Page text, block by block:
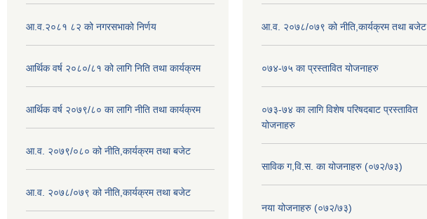
आ.व.२०८१ ८२ को नगरसभाको निर्णय
आर्थिक वर्ष २०८०/८१ को लागि निति तथा कार्यक्रम
आर्थिक वर्ष २०७९/८० का लागि नीति तथा कार्यक्रम
आ.व. २०७९/०८० को नीति,कार्यक्रम तथा बजेट
आ.व. २०७८/०७९ को नीति,कार्यक्रम तथा बजेट
आ.व. २०७८/०७९ को नीति,कार्यक्रम तथा बजेट
०७४-७५ का प्रस्तावित योजनाहरु
०७३-७४ का लागि विशेष परिषदबाट प्रस्तावित
योजनाहरु
साविक ग,वि.स. का योजनाहरु (०७२/७३)
नया योजनाहरु (०७२/७३)